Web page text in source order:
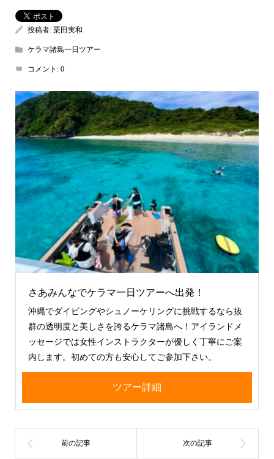
投稿者: 栗田実和
ケラマ諸島一日ツアー
コメント: 0
さあみんなでケラマ一日ツアーへ出発！
沖縄でダイビングやシュノーケリングに挑戦するなら抜
群の透明度と美しさを誇るケラマ諸島へ！アイランドメ
ッセージでは女性インストラクターが優しく丁寧にご案
内します。初めての方も安心してご参加下さい。
ツアー詳細